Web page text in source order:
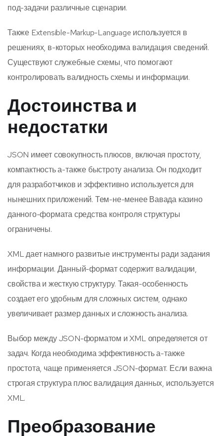
под-задачи различные сценарии.
Также Extensible-Markup-Language используется в
решениях, в-которых необходима валидация сведений.
Существуют служебные схемы, что помогают
контролировать валидность схемы и информации.
Достоинства и
недостатки
JSON имеет совокупность плюсов, включая простоту,
компактность а-также быстроту анализа. Он подходит
для разработчиков и эффективно используется для
нынешних приложений. Тем-не-менее Вавада казино
данного-формата средства контроля структуры
ограничены.
XML дает намного развитые инструменты ради задания
информации. Данный-формат содержит валидации,
свойства и жесткую структуру. Такая-особенность
создает его удобным для сложных систем, однако
увеличивает размер данных и сложность анализа.
Выбор между JSON-форматом и XML определяется от
задач. Когда необходима эффективность а-также
простота, чаще применяется JSON-формат. Если важна
строгая структура плюс валидация данных, используется
XML.
Преобразование